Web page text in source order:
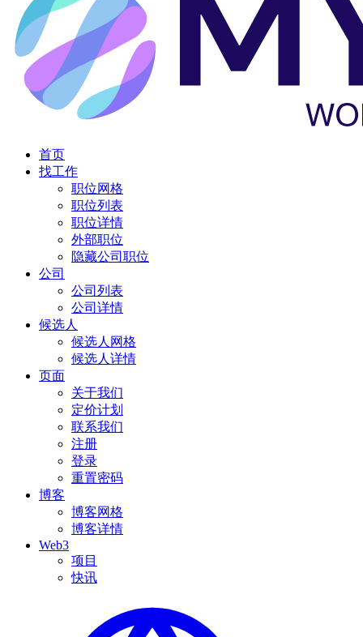
首页
找工作
职位网格
职位列表
职位详情
外部职位
隐藏公司职位
公司
公司列表
公司详情
候选人
候选人网格
候选人详情
页面
关于我们
定价计划
联系我们
注册
登录
重置密码
博客
博客网格
博客详情
Web3
项目
快讯